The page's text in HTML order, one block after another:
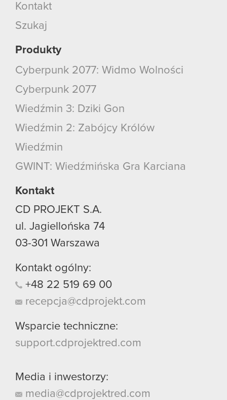
Kontakt
Szukaj
Produkty
Cyberpunk 2077: Widmo Wolności
Cyberpunk 2077
Wiedźmin 3: Dziki Gon
Wiedźmin 2: Zabójcy Królów
Wiedźmin
GWINT: Wiedźmińska Gra Karciana
Kontakt
CD PROJEKT S.A.
ul. Jagiellońska 74
03-301 Warszawa
Kontakt ogólny:
+48 22 519 69 00
recepcja@cdprojekt.com
Wsparcie techniczne:
support.cdprojektred.com
Media i inwestorzy:
media@cdprojektred.com